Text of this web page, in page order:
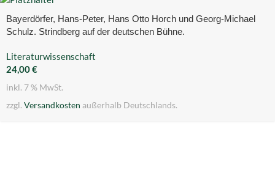
Bayerdörfer, Hans-Peter, Hans Otto Horch und Georg-Michael
Schulz. Strindberg auf der deutschen Bühne.
Literaturwissenschaft
24,00€
inkl. 7 % MwSt.
zzgl. Versandkosten außerhalb Deutschlands.